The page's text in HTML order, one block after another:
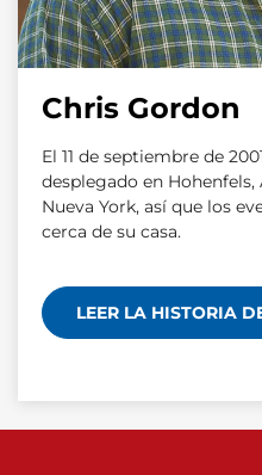
Chris Gordon
El 11 de septiembre de
desplegado en
Nueva York, así que los
cerca de su casa.
LEER LA HISTORIA